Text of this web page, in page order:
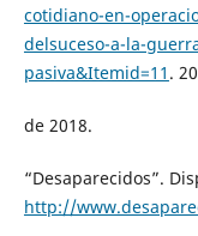
cotidiano-en-
delsuceso-a-la-
pasiva&Itemid=11 .
de 2018.
“Desaparecidos”.
http://